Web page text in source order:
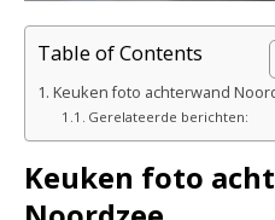
Table of Contents
Keuken foto achterwand
Gerelateerde berichten:
Keuken foto